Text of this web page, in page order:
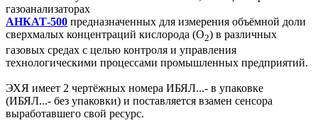
газоанализаторах
АНКАТ-500 предназначенных для измерения объёмной доли
сверхмалых концентраций кислорода (О2) в различных
газовых средах с целью контроля и управления
технологическими процессами промышленных предприятий.
ЭХЯ имеет 2 чертёжных номера ИБЯЛ...- в упаковке
(ИБЯЛ...- без упаковки) и поставляется взамен сенсора
выработавшего свой ресурс.